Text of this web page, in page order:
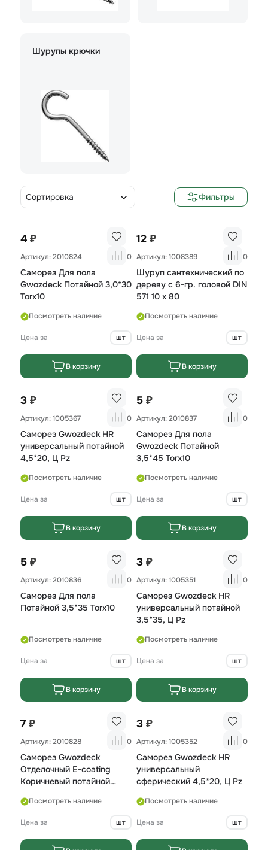
Шурупы крючки
Сортировка Фильтры
4 ₽
Артикул: 2010824 0
Саморез Для пола
Gwozdeck Потайной 3,0*30
Torx10
Посмотреть наличие
Цена за шт
В корзину
12 ₽
Артикул: 1008389 0
Шуруп сантехнический по
дереву с 6-гр. головой DIN
571 10 х 80
Посмотреть наличие
Цена за шт
В корзину
3 ₽
Артикул: 1005367 0
Саморез Gwozdeck HR
универсальный потайной
4,5*20, Ц Pz
Посмотреть наличие
Цена за шт
В корзину
5 ₽
Артикул: 2010837 0
Саморез Для пола
Gwozdeck Потайной
3,5*45 Torx10
Посмотреть наличие
Цена за шт
В корзину
5 ₽
Артикул: 2010836 0
Саморез Для пола
Потайной 3,5*35 Torx10
Посмотреть наличие
Цена за шт
В корзину
3 ₽
Артикул: 1005351 0
Саморез Gwozdeck HR
универсальный потайной
3,5*35, Ц Pz
Посмотреть наличие
Цена за шт
В корзину
7 ₽
Артикул: 2010828 0
Саморез Gwozdeck
Отделочный E-coating
Коричневый потайной
Посмотреть наличие
Цена за шт
3 ₽
Артикул: 1005352 0
Саморез Gwozdeck HR
универсальный
сферический 4,5*20, Ц Pz
Посмотреть наличие
Цена за шт